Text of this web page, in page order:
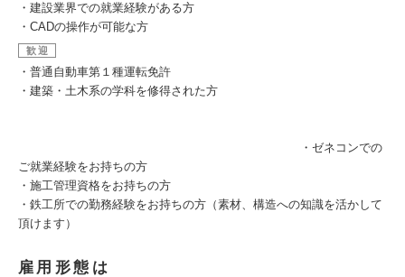
・建設業界での就業経験がある方
・CADの操作が可能な方
歓迎
・普通自動車第１種運転免許
・建築・土木系の学科を修得された方
・ゼネコンでの
ご就業経験をお持ちの方
・施工管理資格をお持ちの方
・鉄工所での勤務経験をお持ちの方（素材、構造への知識を活かして
頂けます）
雇用形態は